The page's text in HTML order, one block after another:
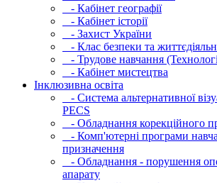
- Кабінет географії
- Кабінет історії
- Захист України
- Клас безпеки та
- Трудове навчання
- Кабінет мистецтва
Інклюзивна освіта
- Система альтернативної
PECS
- Обладнання корекційного
- Комп'ютерні програми
призначення
- Обладнання - порушення
апарату